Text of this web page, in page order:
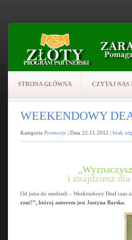
STRONA GŁÓWNA CZYTAJ NAS
WEEKENDOWY
Kategoria Promocje | Data 22.11.2012 | brak
i znajdziesz
Od jutra do niedzieli – Weekendowy Deal czas
rzuć!”, której autorem jest Justyna Barska.